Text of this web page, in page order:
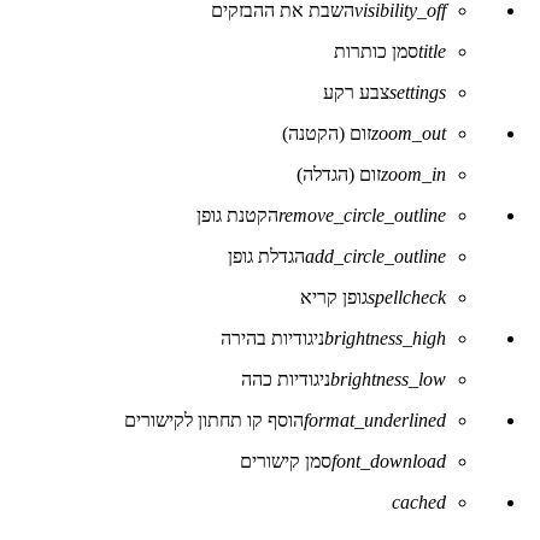
של
visibility_offהשבת את ההבזקים
titleסמן כותרות
settingsצבע רקע
zoom_outזום (הקטנה)
zoom_inזום (הגדלה)
remove_circle_outlineהקטנת גופן
add_circle_outlineהגדלת גופן
spellcheckגופן קריא
brightness_highניגודיות בהירה
brightness_lowניגודיות כהה
format_underlinedהוסף קו תחתון לקישורים
font_downloadסמן קישורים
לאפס
cached